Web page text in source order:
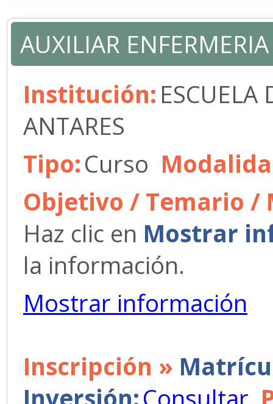
AUXILIAR
Institución: ESCUELA
ANTARES
Tipo:Curso
Objetivo / Temario /
Haz clic en Mostrar
la información.
Mostrar información
Inscripción »